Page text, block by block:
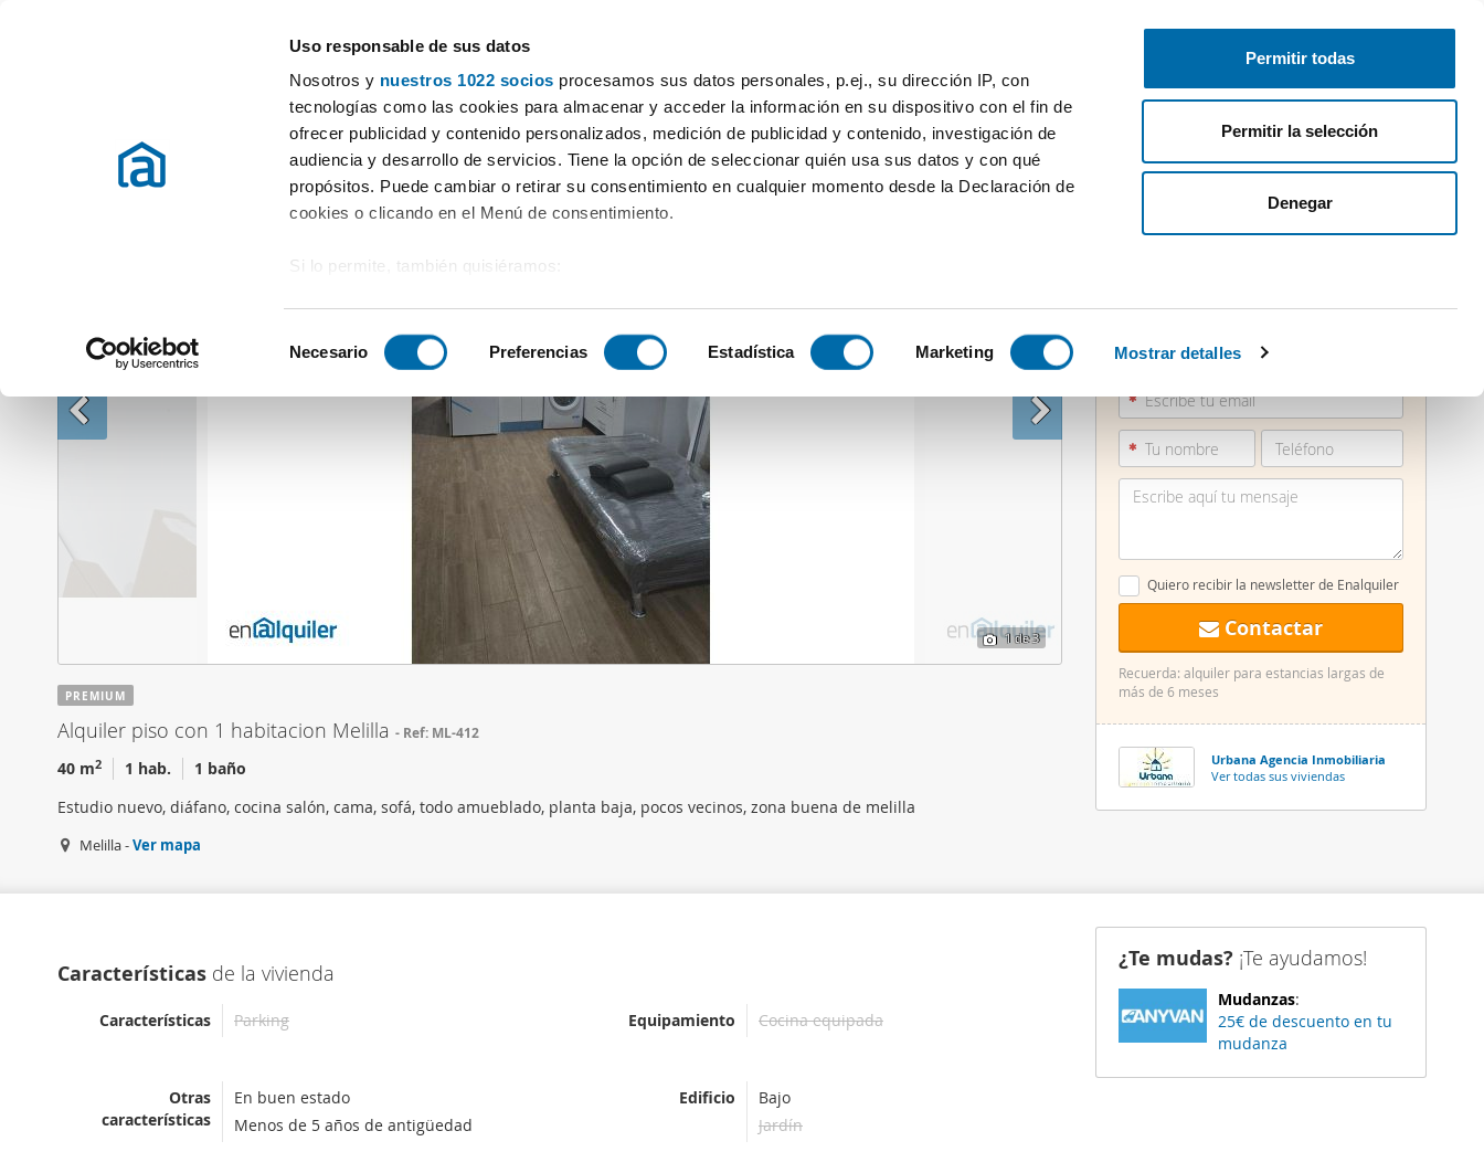
Uso responsable de sus datos
Nosotros y nuestros 1022 socios procesamos sus datos personales, p.ej., su dirección IP, con
tecnologías como las cookies para almacenar y acceder la información en su dispositivo con el fin de
ofrecer publicidad y contenido personalizados, medición de publicidad y contenido, investigación de
audiencia y desarrollo de servicios. Tiene la opción de seleccionar quién usa sus datos y con qué
propósitos. Puede cambiar o retirar su consentimiento en cualquier momento desde la Declaración de
cookies o clicando en el Menú de consentimiento.
Si lo permite, también quisiéramos:
Identificar su dispositivo analizándolo activamente para buscar características específicas (huellas
Obtenga más información sobre cómo se procesan sus datos personales y establezca sus
preferencias en lasección de datos. Puede cambiar o retirar su consentimiento en cualquier momento
en la Declaración de cookies.
Las cookies de este sitio web se usan para personalizar el contenido y los anuncios, ofrecer funciones
de redes sociales y analizar el tráfico. Además, compartimos información sobre el uso que haga del
sitio web con nuestros partners de redes sociales, publicidad y análisis web, quienes pueden
combinarla con otra información que les haya proporcionado o que hayan recopilado a partir del uso
que haya hecho de sus servicios.
e
c
e
i
e
o
Necesario Preferencias Estadística Marketing Mostrar detalles
Permitir todas
Permitir la selección
Denegar
Publica gratis Inicia sesión
Alquiler Pisos Melilla (capital) Alquiler piso con 1 habitacion Melilla
1de 3
851 90... Ver teléfono
Quiero recibir la newsletter de Enalquiler
Contactar
Recuerda: alquiler para estancias largas de
más de 6 meses
Urbana Agencia Inmobiliaria
Ver todas sus viviendas
PREMIUM
Alquiler piso con 1 habitacion Melilla Ref: ML-412
40 m2 1 hab.
1 baño
Estudio nuevo, diáfano, cocina salón, cama, sofá, todo amueblado, planta baja, pocos vecinos, zona buena de melilla
Melilla -Ver mapa
Características de la vivienda
Características Parking Equipamiento Cocina equipada
Otras
características
En buen estado
Menos de 5 años de antigüedad
Edificio
Bajo
Jardín
¿Te mudas? ¡Te ayudamos!
Mudanzas:
25€ de descuento en tu
mudanza